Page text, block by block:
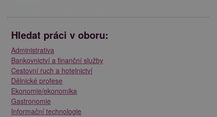
Hledat práci v oboru:
Administrativa
Bankovnictví a finanční služby
Cestovní ruch a hotelnictví
Dělnické profese
Ekonomie/ekonomika
Gastronomie
Informační technologie